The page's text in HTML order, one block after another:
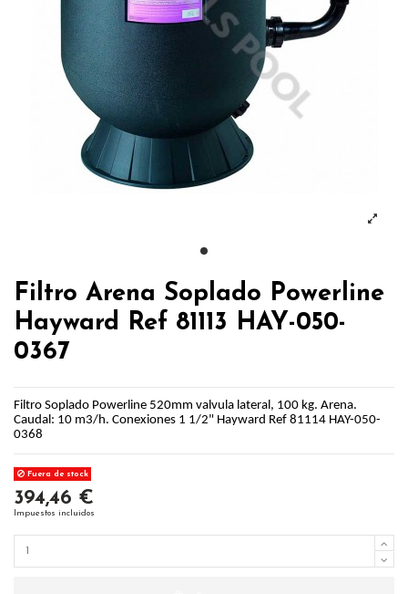
Filtro Arena Soplado Powerline
Hayward Ref 81113 HAY-050-
0367
Filtro Soplado Powerline 520mm valvula lateral, 100 kg. Arena.
Caudal: 10 m3/h. Conexiones 1 1/2" Hayward Ref 81114 HAY-050-
0368
Fuera de stock
394,46 €
Impuestos incluidos